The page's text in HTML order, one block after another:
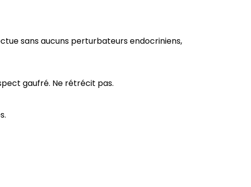
sans aucuns perturbateurs endocriniens,
gaufré. Ne rétrécit pas.